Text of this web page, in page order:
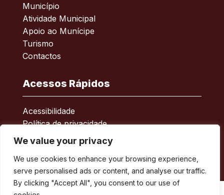
We value your privacy
We use cookies to enhance your browsing experience,
serve personalised ads or content, and analyse our traffic.
By clicking "Accept All", you consent to our use of
Município
Atividade Municipal
Apoio ao Munícipe
Turismo
Contactos
Acessos Rápidos
Acessibilidade
Política de privacidade
ERSAR – Reclamações
A minha Rua
Boletim Municipal